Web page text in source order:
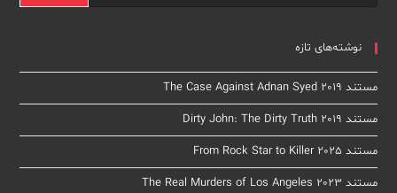
نوشته‌های تازه
مستند The Case Against Adnan Syed 2019
مستند Dirty John: The Dirty Truth 2019
مستند From Rock Star to Killer 2025
مستند The Real Murders of Los Angeles 2023